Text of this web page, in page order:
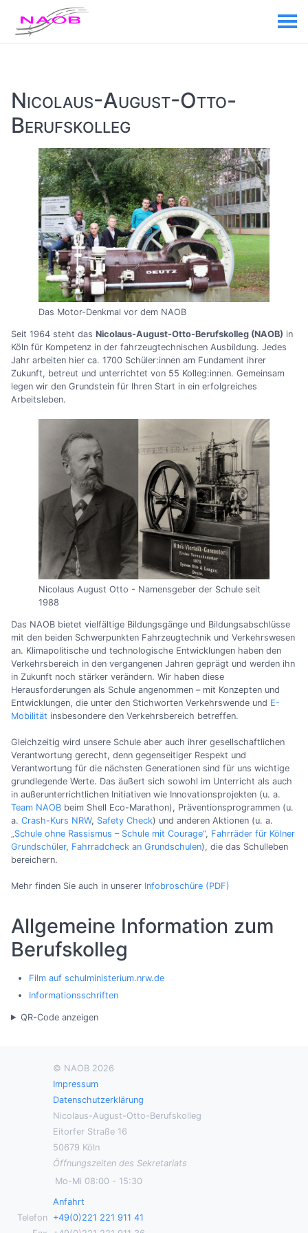
Nicolaus-August-Otto-
Berufskolleg
Das Motor-Denkmal vor dem NAOB
Seit 1964 steht das Nicolaus-August-Otto-Berufskolleg (NAOB) in
Köln für Kompetenz in der fahrzeugtechnischen Ausbildung. Jedes
Jahr arbeiten hier ca. 1700 Schüler:innen am Fundament ihrer
Zukunft, betreut und unterrichtet von 55 Kolleg:innen. Gemeinsam
legen wir den Grundstein für Ihren Start in ein erfolgreiches
Arbeitsleben.
Nicolaus August Otto - Namensgeber der Schule seit
1988
Das NAOB bietet vielfältige Bildungsgänge und Bildungsabschlüsse
mit den beiden Schwerpunkten Fahrzeugtechnik und Verkehrswesen
an. Klimapolitische und technologische Entwicklungen haben den
Verkehrsbereich in den vergangenen Jahren geprägt und werden ihn
in Zukunft noch stärker verändern. Wir haben diese
Herausforderungen als Schule angenommen – mit Konzepten und
Entwicklungen, die unter den Stichworten Verkehrswende und E-
Mobilität insbesondere den Verkehrsbereich betreffen.
Gleichzeitig wird unsere Schule aber auch ihrer gesellschaftlichen
Verantwortung gerecht, denn gegenseitiger Respekt und
Verantwortung für die nächsten Generationen sind für uns wichtige
grundlegende Werte. Das äußert sich sowohl im Unterricht als auch
in außerunterrichtlichen Initiativen wie Innovationsprojekten (u. a.
Team NAOB beim Shell Eco-Marathon), Präventionsprogrammen (u.
a. Crash-Kurs NRW, Safety Check) und anderen Aktionen (u. a.
„Schule ohne Rassismus – Schule mit Courage“, Fahrräder für Kölner
Grundschüler, Fahrradcheck an Grundschulen), die das Schulleben
bereichern.
Mehr finden Sie auch in unserer Infobroschüre (PDF)
Allgemeine Information zum
Berufskolleg
Film auf schulministerium.nrw.de
Informationsschriften
QR-Code anzeigen
© NAOB 2026
Impressum
Datenschutzerklärung
Nicolaus-August-Otto-Berufskolleg
Eitorfer Straße 16
50679 Köln
Öffnungszeiten des Sekretariats
Mo-Mi 08:00 - 15:30
Anfahrt
Telefon +49(0)221 221 911 41